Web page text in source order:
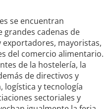
se encuentran
grandes cadenas de
mayoristas,
del comercio alimentario.
de la hostelería, la
de directivos y
logística y tecnología
sectoriales y